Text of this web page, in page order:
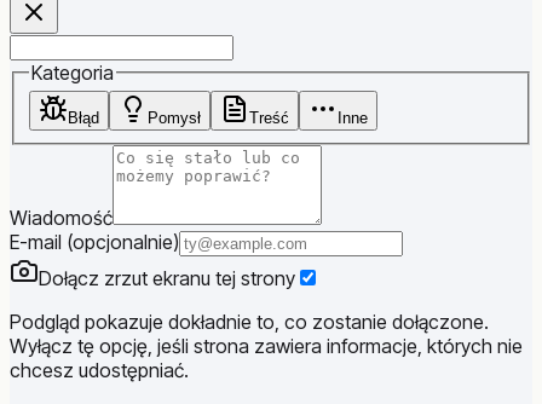
Website
Kategoria
Błąd Pomysł Treść Inne
Wiadomość
E-mail (opcjonalnie)
Dołącz zrzut ekranu tej strony
Podgląd pokazuje dokładnie to, co zostanie dołączone.
Wyłącz tę opcję, jeśli strona zawiera informacje, których nie
chcesz udostępniać.